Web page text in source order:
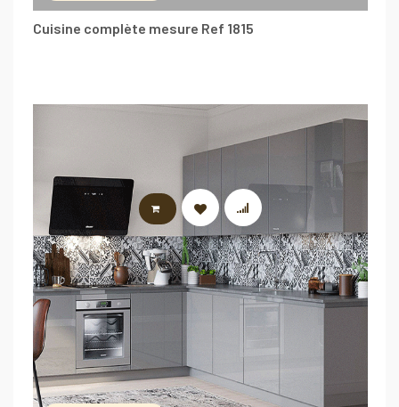
Cuisine complète mesure Ref 1815
LIRE LA SUITE